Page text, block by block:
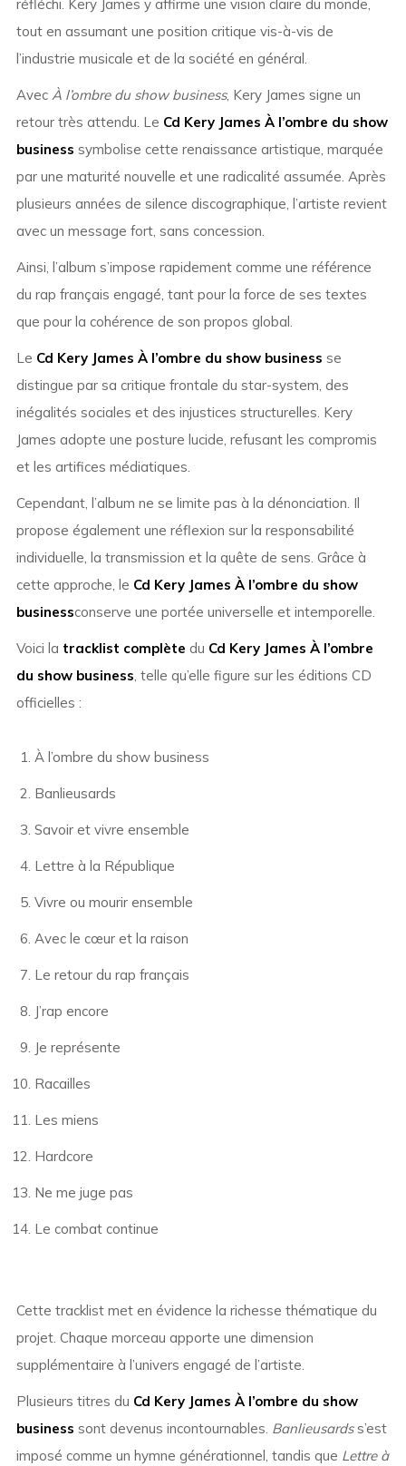
réfléchi. Kery James y affirme une vision claire du monde,
tout en assumant une position critique vis-à-vis de
l’industrie musicale et de la société en général.
Avec À l’ombre du show business, Kery James signe un
retour très attendu. Le Cd Kery James À l’ombre du show
business symbolise cette renaissance artistique, marquée
par une maturité nouvelle et une radicalité assumée. Après
plusieurs années de silence discographique, l’artiste revient
avec un message fort, sans concession.
Ainsi, l’album s’impose rapidement comme une référence
du rap français engagé, tant pour la force de ses textes
que pour la cohérence de son propos global.
Le Cd Kery James À l’ombre du show business se
distingue par sa critique frontale du star-system, des
inégalités sociales et des injustices structurelles. Kery
James adopte une posture lucide, refusant les compromis
et les artifices médiatiques.
Cependant, l’album ne se limite pas à la dénonciation. Il
propose également une réflexion sur la responsabilité
individuelle, la transmission et la quête de sens. Grâce à
cette approche, le Cd Kery James À l’ombre du show
businessconserve une portée universelle et intemporelle.
Voici la tracklist complète du Cd Kery James À l’ombre
du show business, telle qu’elle figure sur les éditions CD
officielles :
À l’ombre du show business
Banlieusards
Savoir et vivre ensemble
Lettre à la République
Vivre ou mourir ensemble
Avec le cœur et la raison
Le retour du rap français
J’rap encore
Je représente
Racailles
Les miens
Hardcore
Ne me juge pas
Le combat continue
Cette tracklist met en évidence la richesse thématique du
projet. Chaque morceau apporte une dimension
supplémentaire à l’univers engagé de l’artiste.
Plusieurs titres du Cd Kery James À l’ombre du show
business sont devenus incontournables. Banlieusardss’est
imposé comme un hymne générationnel, tandis que Lettre à